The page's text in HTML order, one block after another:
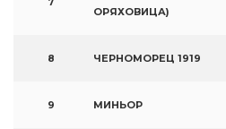
ОРЯХОВИЦА)
8 ЧЕРНОМОРЕЦ 1919
9 МИНЬОР